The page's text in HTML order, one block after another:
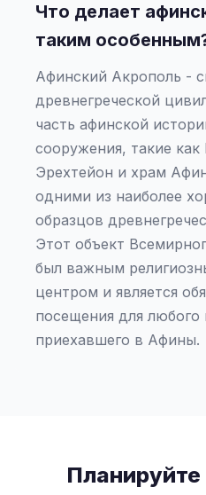
Что делает
таким
Афинский Акрополь -
древнегреческой
часть афинской
сооружения, такие
Эрехтейон и храм
одними из наиболее
образцов
Этот объект
был важным
центром и является
посещения для любого
приехавшего в Афины.